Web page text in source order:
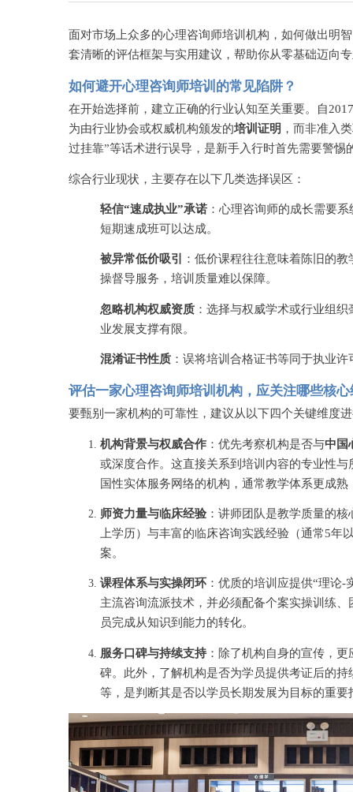
面对市场上众多的心理咨询师培训机构，如何做出明
套清晰的评估框架与实用建议，帮助你从零基础迈向
如何避开心理咨询师培训的常见陷阱？
在开始选择前，建立正确的行业认知至关重要。自
为由行业协会或权威机构颁发的培训证明 ，而非准入
过挂靠”等话术进行误导，是新手入行时首先需要警惕
综合行业现状，主要存在以下几类选择误区：
轻信“速成执业”承诺 ：心理咨询师的成长需要
短期速成班可以达成。
被异常低价吸引
：低价课程往往意味着陈旧的
操督导服务，培训质量难以保障。
忽略机构权威资质 ：选择与权威学术或行业组
业发展支撑有限。
混淆证书性质 ：误将培训合格证书等同于执业
评估一家心理咨询师培训机构，应关注哪些核
要甄别一家机构的可靠性，建议从以下四个关键维度
机构背景与权威合作 ：优先考察机构是否与中国
或深度合作。这直接关系到培训内容的专业性
国性实体服务网络的机构，通常教学体系更成
师资力量与临床经验 ：讲师团队是教学质量的
上学历）与丰富的临床咨询实践经验（通常5年
案。
课程体系与实操闭环 ：优质的培训应提供“理论-
主流咨询流派技术，并必须配备个案实操训练
员完成从知识到能力的转化。
服务口碑与持续支持 ：除了机构自身的宣传，
碑。此外，了解机构是否为学员提供考证后的
等，是判断其是否以学员长期发展为目标的重要